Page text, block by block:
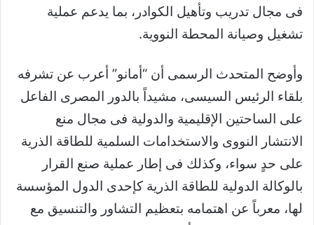
فى مجال تدريب وتأهيل الكوادر، بما يدعم عملية
تشغيل وصيانة المحطة النووية.
وأوضح المتحدث الرسمى أن “أمانو” أعرب عن تشرفه
بلقاء الرئيس السيسى، مشيداً بالدور المصرى الفاعل
على الساحتين الإقليمية والدولية فى مجال منع
الانتشار النووى والاستخدامات السلمية للطاقة الذرية
على حدٍ سواء، وكذلك فى إطار عملية صنع القرار
بالوكالة الدولية للطاقة الذرية كإحدى الدول المؤسسة
لها، معرباً عن اهتمامه بتعظيم التشاور والتنسيق مع